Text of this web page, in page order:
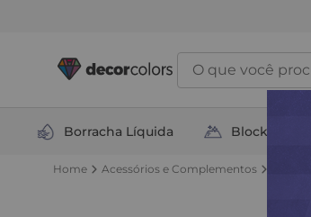
O que você
Borracha Líquida Block Total
Acessórios e Complementos